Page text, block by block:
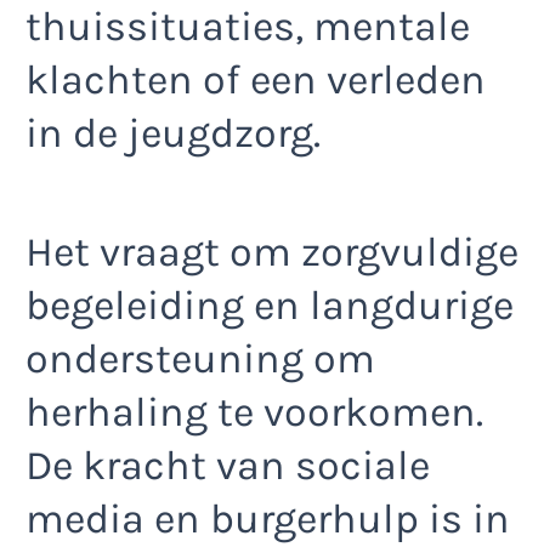
thuissituaties, mentale
klachten of een verleden
in de jeugdzorg.
Het vraagt om zorgvuldige
begeleiding en langdurige
ondersteuning om
herhaling te voorkomen.
De kracht van sociale
media en burgerhulp is in